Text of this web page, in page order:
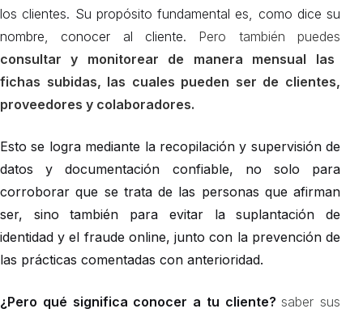
los clientes. Su propósito fundamental es, como dice su
nombre, conocer al cliente. Pero también puedes
consultar y monitorear de manera mensual las
fichas subidas, las cuales pueden ser de clientes,
proveedores y colaboradores.
Esto se logra mediante la recopilación y supervisiónde
datos y documentación confiable, no solo para
corroborar que se trata de las personas que afirman
ser, sino también para evitar la suplantación de
identidad y el fraude online, junto con la prevención de
las prácticas comentadas con anterioridad.
¿Pero qué significa conocer a tu cliente?saber sus